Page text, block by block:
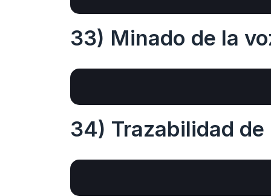
33) Minado de la
34) Trazabilidad